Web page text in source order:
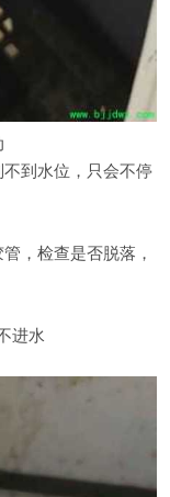
到水位，只会不停
，检查是否脱落，
进水